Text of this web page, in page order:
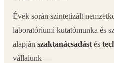
Évek során szintetizált
laboratóriumi kutatómunka és
alapján szaktanácsadást és
vállalunk —